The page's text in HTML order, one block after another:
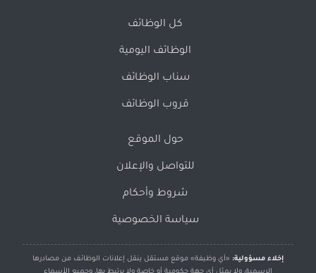
كل الوظائف
الوظائف اليومية
سناب الوظائف
قروب الوظائف
حول الموقع
للتواصل والإعلان
شروط وأحكام
سياسة الخصوصية
إخلاء مسؤولية: «أي وظيفة» موقع مستقل ينقل إعلانات الوظائف من مصادرها